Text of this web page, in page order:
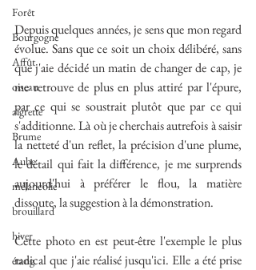
Forêt
Bourgogne
Affût
oiseau
aigrette
Brume
Aube
mélancolie
brouillard
hiver
étang
Depuis quelques années, je sens que mon regard
évolue. Sans que ce soit un choix délibéré, sans
que j'aie décidé un matin de changer de cap, je
me retrouve de plus en plus attiré par l'épure,
par ce qui se soustrait plutôt que par ce qui
s'additionne. Là où je cherchais autrefois à saisir
la netteté d'un reflet, la précision d'une plume,
le détail qui fait la différence, je me surprends
aujourd'hui à préférer le flou, la matière
dissoute, la suggestion à la démonstration.
Cette photo en est peut-être l'exemple le plus
radical que j'aie réalisé jusqu'ici. Elle a été prise